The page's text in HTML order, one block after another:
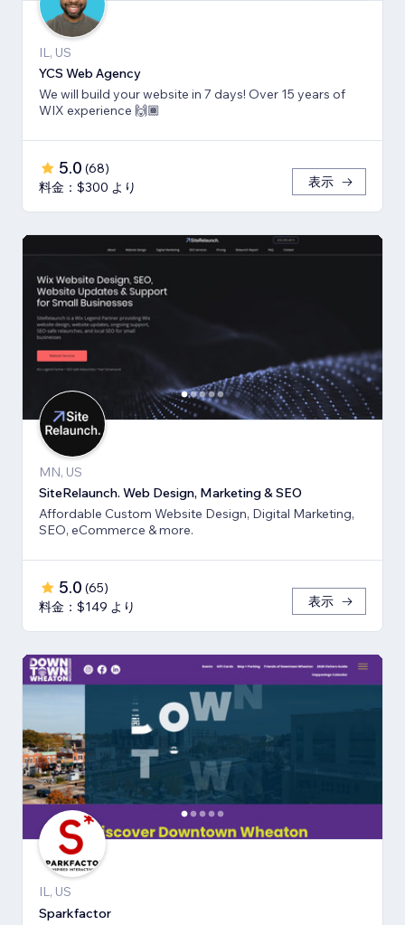
IL, US
YCS Web Agency
We will build your website in 7 days! Over 15 years of
WIX experience 🙌🏾
5.0 (68)
料金：$300 より
表示
MN, US
SiteRelaunch. Web Design, Marketing & SEO
Affordable Custom Website Design, Digital Marketing,
SEO, eCommerce & more.
5.0 (65)
料金：$149 より
表示
IL, US
Sparkfactor